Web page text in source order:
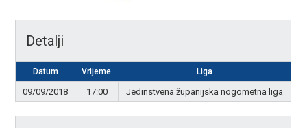
Detalji
Datum Vrijeme Liga
09/09/2018 17:00 Jedinstvena županijska nogometna liga